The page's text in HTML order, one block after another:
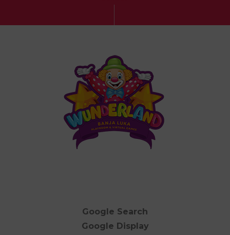
Google Search
Google Display